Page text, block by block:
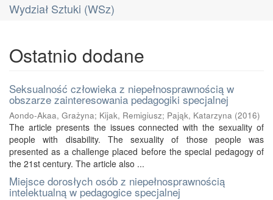
Wydział Sztuki (WSz)
Ostatnio dodane
Seksualność człowieka z niepełnosprawnością w
obszarze zainteresowania pedagogiki specjalnej
Aondo-Akaa, Grażyna; Kijak, Remigiusz; Pająk, Katarzyna (2016)
The article presents the issues connected with the sexuality of
people with disability. The sexuality of those people was
presented as a challenge placed before the special pedagogy of
the 21st century. The article also ...
Miejsce dorosłych osób z niepełnosprawnością
intelektualną w pedagogice specjalnej